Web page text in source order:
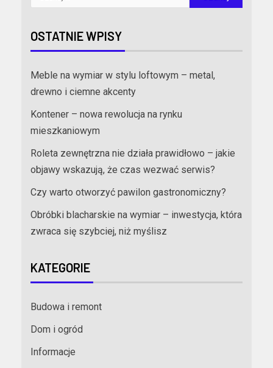
OSTATNIE WPISY
Meble na wymiar w stylu loftowym – metal,
drewno i ciemne akcenty
Kontener – nowa rewolucja na rynku
mieszkaniowym
Roleta zewnętrzna nie działa prawidłowo – jakie
objawy wskazują, że czas wezwać serwis?
Czy warto otworzyć pawilon gastronomiczny?
Obróbki blacharskie na wymiar – inwestycja, która
zwraca się szybciej, niż myślisz
KATEGORIE
Budowa i remont
Dom i ogród
Informacje